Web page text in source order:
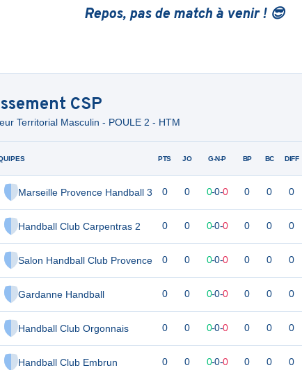
Repos, pas de match à venir ! 😎
CSP
Territorial Masculin - POULE 2 - HTM
Marseille Provence Handball 3
Handball Club Carpentras 2
Salon Handball Club Provence
Gardanne Handball
Handball Club Orgonnais
Handball Club Embrun
PTS JO G-N-P BP BC DIFF
0 0 0-0-0 0 0 0
0 0 0-0-0 0 0 0
0 0 0-0-0 0 0 0
0 0 0-0-0 0 0 0
0 0 0-0-0 0 0 0
0 0 0-0-0 0 0 0